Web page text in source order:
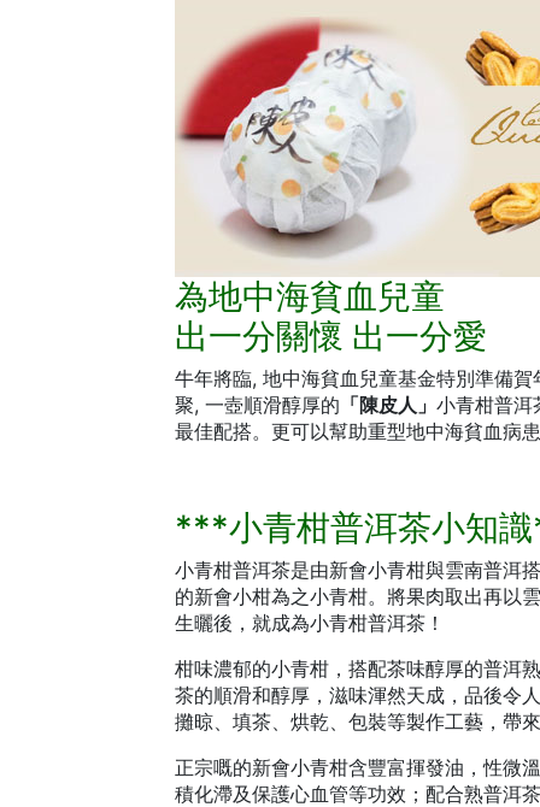
為地中海貧血兒童
出一分關懷 出一分愛
牛年將臨, 地中海貧血兒童基金特別準備
聚, 一壺順滑醇厚的 「陳皮人」 小青柑普洱
最佳配搭。更可以幫助重型地中海貧血病
***小青柑普洱茶小知
小青柑普洱茶是由新會小青柑與雲南普洱
的新會小柑為之小青柑。將果肉取出再以
生曬後，就成為小青柑普洱茶！
柑味濃郁的小青柑，搭配茶味醇厚的普洱
茶的順滑和醇厚，滋味渾然天成，品後令
攤晾、填茶、烘乾、包裝等製作工藝，帶
正宗嘅的新會小青柑含豐富揮發油，性微
積化滯及保護心血管等功效；配合熟普洱